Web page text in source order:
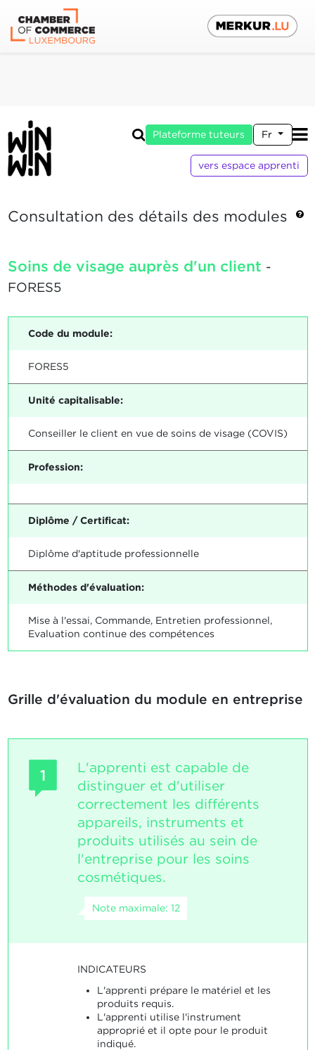
Plateforme tuteurs Fr
vers espace apprenti
Consultation des détails des modules
Soins de visage auprès d'un client -
FORES5
Code du module:
FORES5
Unité capitalisable:
Conseiller le client en vue de soins de visage (COVIS)
Profession:
Diplôme / Certificat:
Diplôme d'aptitude professionnelle
Méthodes d'évaluation:
Mise à l'essai, Commande, Entretien professionnel,
Evaluation continue des compétences
Grille d'évaluation du module en entreprise
1
L'apprenti est capable de
distinguer et d'utiliser
correctement les différents
appareils, instruments et
produits utilisés au sein de
l'entreprise pour les soins
cosmétiques.
Note maximale: 12
INDICATEURS
L'apprenti prépare le matériel et les
produits requis.
L'apprenti utilise l'instrument
approprié et il opte pour le produit
indiqué.